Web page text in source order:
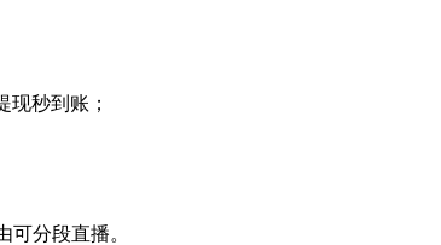
现秒到账；
可分段直播。